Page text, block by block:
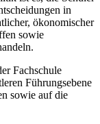
in
ökonomischer
sowie
Fachschule
Führungsebene
sowie auf die